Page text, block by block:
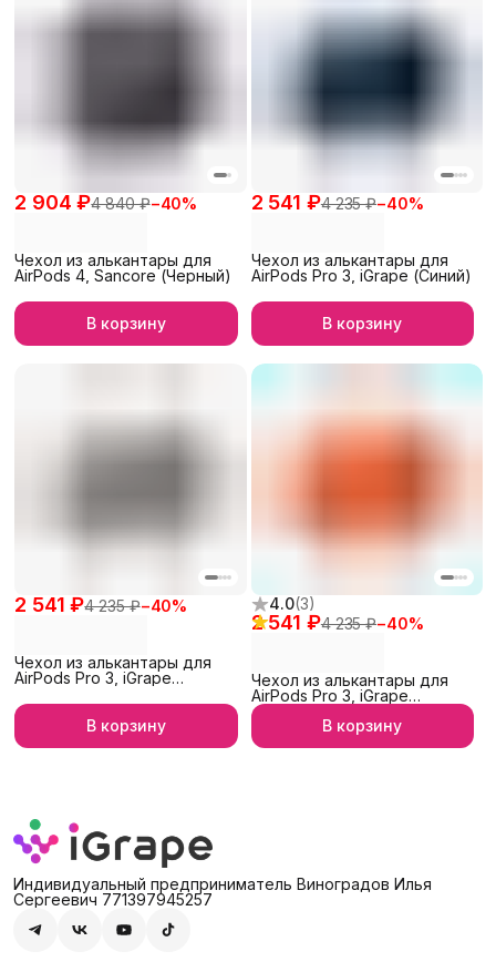
2 904 ₽4 840 ₽−40%
Чехол из алькантары для
AirPods 4, Sancore (Черный)
В корзину
2 541 ₽4 235 ₽−40%
Чехол из алькантары для
AirPods Pro 3, iGrape (Синий)
В корзину
2 541 ₽4 235 ₽−40%
Чехол из алькантары для
AirPods Pro 3, iGrape
В корзину
4.0(3)
2 541 ₽4 235 ₽−40%
Чехол из алькантары для
AirPods Pro 3, iGrape
(Оранжевый)
В корзину
Индивидуальный предприниматель Виноградов Илья
Сергеевич 771397945257